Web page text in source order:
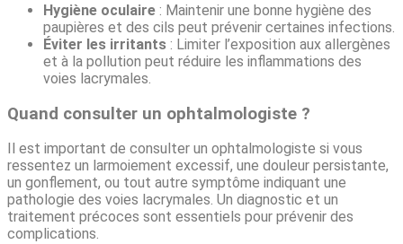
Hygiène oculaire : Maintenir une bonne hygiène des
paupières et des cils peut prévenir certaines infections.
Éviter les irritants : Limiter l’exposition aux allergènes
et à la pollution peut réduire les inflammations des
voies lacrymales.
Quand consulter un ophtalmologiste ?
Il est important de consulter un ophtalmologiste si vous
ressentez un larmoiement excessif, une douleur persistante,
un gonflement, ou tout autre symptôme indiquant une
pathologie des voies lacrymales. Un diagnostic et un
traitement précoces sont essentiels pour prévenir des
complications.